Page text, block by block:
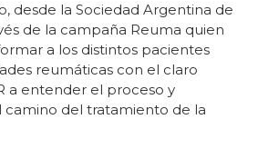
desde la Sociedad Argentina de
de la campaña Reuma quien
a los distintos pacientes
reumáticas con el claro
a entender el proceso y
camino del tratamiento de la